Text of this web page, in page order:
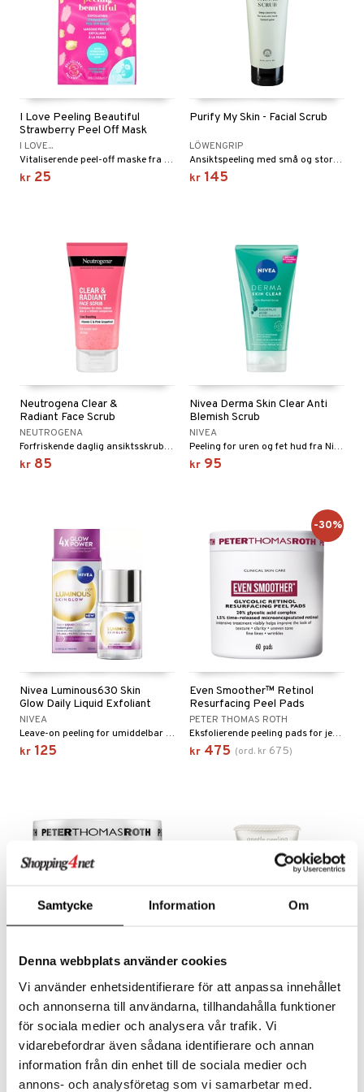
Samtycke Information Om
Denna webbplats använder cookies
Vi använder enhetsidentifierare för att anpassa innehållet
och annonserna till användarna, tillhandahålla funktioner
för sociala medier och analysera vår trafik. Vi
vidarebefordrar även sådana identifierare och annan
information från din enhet till de sociala medier och
annons- och analysföretag som vi samarbetar med.
I Love Peeling Beautiful
Strawberry Peel Off Mask
I LOVE...
Vitaliserende peel-off maske fra I Love
kr 25
Purify My Skin - Facial Scrub
LÖWENGRIP
Ansiktspeeling med små og store korn for økt glans fra Löwengrip
kr 145
Neutrogena Clear &
Radiant Face Scrub
NEUTROGENA
Forfriskende daglig ansiktsskrubb med rosa grapefrukt og vitamin C
kr 85
Nivea Derma Skin Clear Anti
Blemish Scrub
NIVEA
Peeling for uren og fet hud fra Nivea
kr 95
Nivea Luminous630 Skin
Glow Daily Liquid Exfoliant
NIVEA
Leave-on peeling for umiddelbar glød fra Nivea
kr 125
Even Smoother™ Retinol
Resurfacing Peel Pads
PETER THOMAS ROTH
Eksfolierende peeling pads for jevnere og jevnere hud fra Peter Thomas Roth
kr 475 (ord. kr 675)
-30%
PETER THOMAS ROTH
Peelende maske fra Peter Thomas Roth
fra 509
ROSENSERIEN
kr 289